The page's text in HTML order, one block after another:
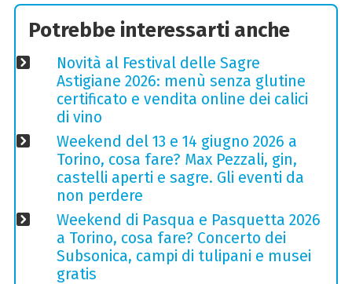
Potrebbe interessarti anche
Novità al Festival delle Sagre
Astigiane 2026: menù senza glutine
certificato e vendita online dei calici
di vino
Weekend del 13 e 14 giugno 2026 a
Torino, cosa fare? Max Pezzali, gin,
castelli aperti e sagre. Gli eventi da
non perdere
Weekend di Pasqua e Pasquetta 2026
a Torino, cosa fare? Concerto dei
Subsonica, campi di tulipani e musei
gratis